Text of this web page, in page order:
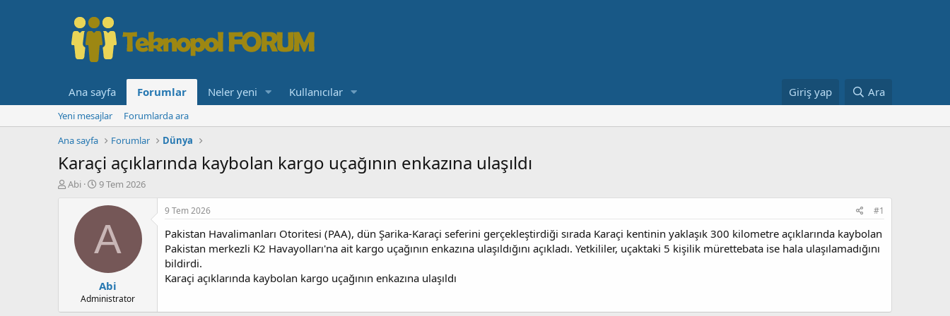
Ana sayfa Forumlar Neler yeni Kullanıcılar Giriş yap Ara
Yeni mesajlar
Forumlarda ara
Ana sayfa
Forumlar Dünya
Karaçi açıklarında kaybolan kargo uçağının enkazına ulaşıldı
K
l
Abi
B
ş
a
n
ı
ç
t
a
9 Tem 2026
A
Abi
Administrator
9 Tem 2026 #1
Pakistan Havalimanları Otoritesi (PAA), dün Şarika-Karaçi seferini gerçekleştirdiği sırada Karaçi kentinin yaklaşık 300 kilometre açıklarında kaybolan
Pakistan merkezli K2 Havayolları'na ait kargo uçağının enkazına ulaşıldığını açıkladı. Yetkililer, uçaktaki 5 kişilik mürettebata ise hala ulaşılamadığını
bildirdi.
Karaçi açıklarında kaybolan kargo uçağının enkazına ulaşıldı